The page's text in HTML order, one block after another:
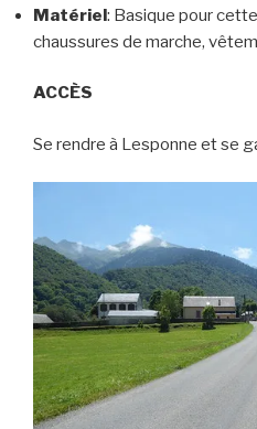
Matériel: Basique pour
chaussures de marche,
ACCÈS
Se rendre à Lesponne et se